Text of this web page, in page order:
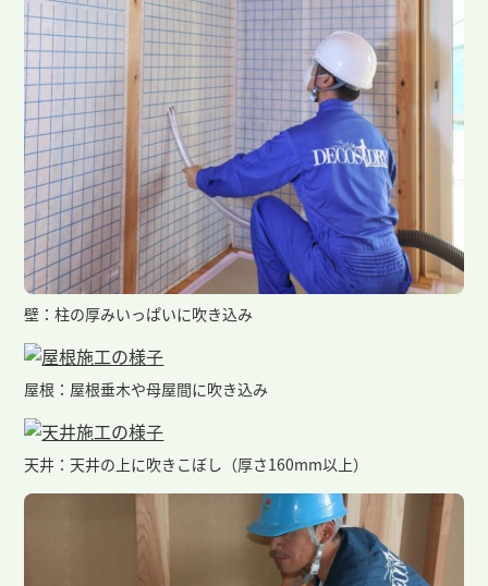
壁：柱の厚みいっぱいに吹き込み
屋根：屋根垂木や母屋間に吹き込み
天井：天井の上に吹きこぼし（厚さ160mm以上）